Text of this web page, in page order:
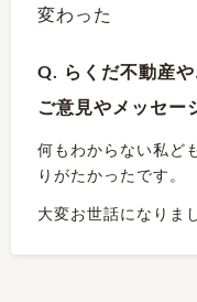
変わった
Q. らくだ不動産や
ご意見やメッセー
何もわからない私ど
りがたかったです。
大変お世話になりま